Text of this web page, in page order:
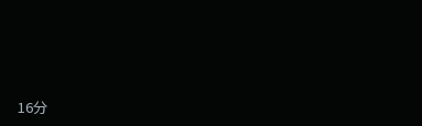
16分